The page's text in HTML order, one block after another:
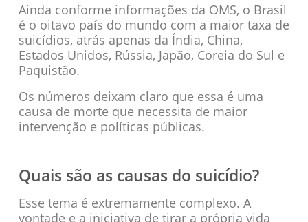
Ainda conforme informações da OMS, o Brasil
é o oitavo país do mundo com a maior taxa de
suicídios, atrás apenas da Índia, China,
Estados Unidos, Rússia, Japão, Coreia do Sul e
Paquistão.
Os números deixam claro que essa é uma
causa de morte que necessita de maior
intervenção e políticas públicas.
Quais são as causas do suicídio?
Esse tema é extremamente complexo. A
vontade e a iniciativa de tirar a própria vida